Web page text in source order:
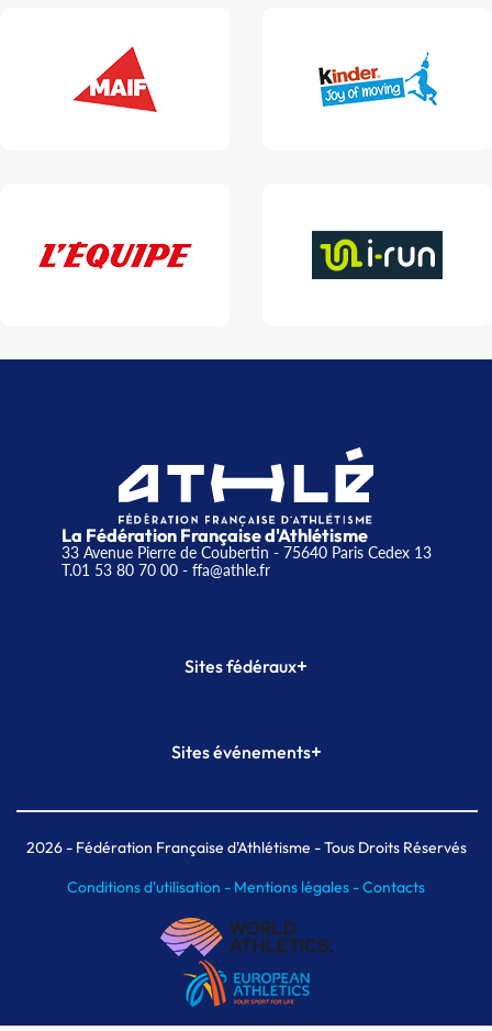
La Fédération Française d'Athlétisme
33 Avenue Pierre de Coubertin - 75640 Paris Cedex 13
T.01 53 80 70 00- ffa@athle.fr
Sites fédéraux+
Plateforme Formation
Sites événements+
Meeting de Paris indoor
MAIF Ekiden de Paris
2026- Fédération Française d'Athlétisme - Tous Droits Réservés
Conditions d'utilisation - Mentions légales -Contacts